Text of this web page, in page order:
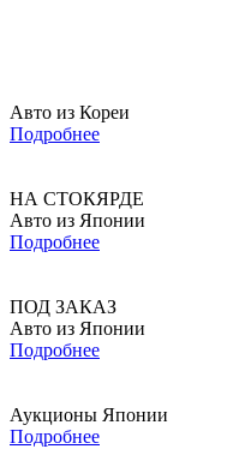
Авто из Кореи
Подробнее
НА СТОКЯРДЕ
Авто из Японии
Подробнее
ПОД ЗАКАЗ
Авто из Японии
Подробнее
Аукционы Японии
Подробнее